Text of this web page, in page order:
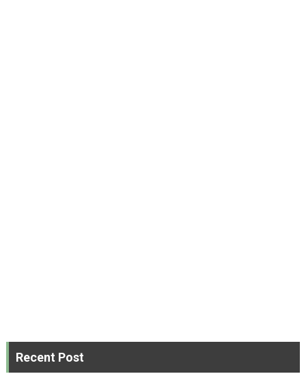
Recent Post